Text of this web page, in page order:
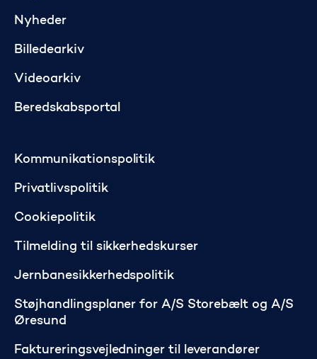
Nyheder
Billedearkiv
Videoarkiv
Beredskabsportal
Kommunikationspolitik
Privatlivspolitik
Cookiepolitik
Tilmelding til sikkerhedskurser
Jernbanesikkerhedspolitik
Støjhandlingsplaner for A/S Storebælt og A/S
Øresund
Faktureringsvejledninger til leverandører